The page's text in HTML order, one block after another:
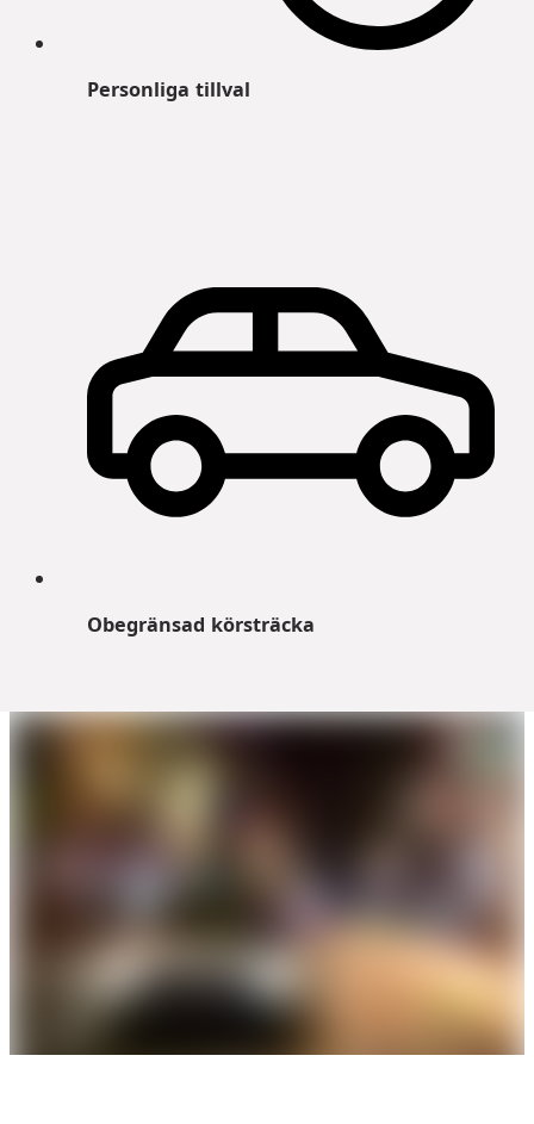
Personliga tillval
Obegränsad körsträcka